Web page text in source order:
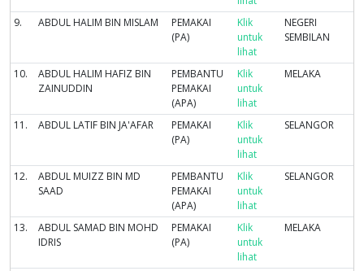
9. ABDUL HALIM BIN MISLAM
PEMAKAI
(PA)
Klik
untuk
lihat
NEGERI
SEMBILAN
10.
ABDUL HALIM HAFIZ BIN
ZAINUDDIN
PEMBANTU
PEMAKAI
(APA)
Klik
untuk
lihat
MELAKA
11. ABDUL LATIF BIN JA'AFAR
PEMAKAI
(PA)
Klik
untuk
lihat
SELANGOR
12.
ABDUL MUIZZ BIN MD
SAAD
PEMBANTU
PEMAKAI
(APA)
Klik
untuk
lihat
SELANGOR
13.
ABDUL SAMAD BIN MOHD
IDRIS
PEMAKAI
(PA)
Klik
untuk
lihat
MELAKA